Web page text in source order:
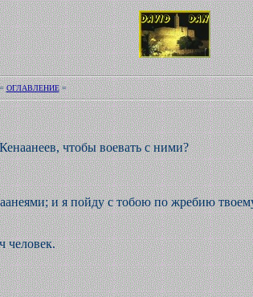
ОГЛАВЛЕНИЕ=
чтобы воевать с ними?
и я пойду с тобою по жребию
человек.